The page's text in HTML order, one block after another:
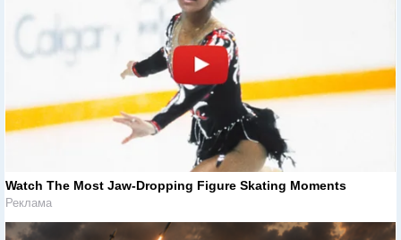
Watch The Most Jaw‑Dropping Figure Skating Moments
Реклама